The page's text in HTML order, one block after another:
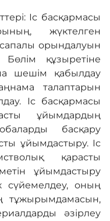
Іс басқармасы
жүктелген
орындалуын
құзыретіне
шешім қабылдау
талаптарын
Іс басқармасы
ұйымдардың
басқару
ұйымдастыру. Іс
қарасты
ұйымдастыру
сүйемелдеу, оның
тұжырымдамасын,
әзірлеу